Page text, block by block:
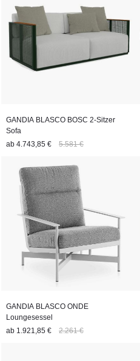
GANDIA BLASCO BOSC 2-Sitzer
Sofa
ab 4.743,85 € 5.581 €
GANDIA BLASCO ONDE
Loungesessel
ab 1.921,85 € 2.261 €